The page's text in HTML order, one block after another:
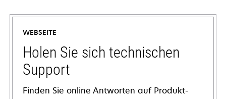
WEBSEITE
Holen Sie sich technischen
Support
Finden Sie online Antworten auf Produkt-